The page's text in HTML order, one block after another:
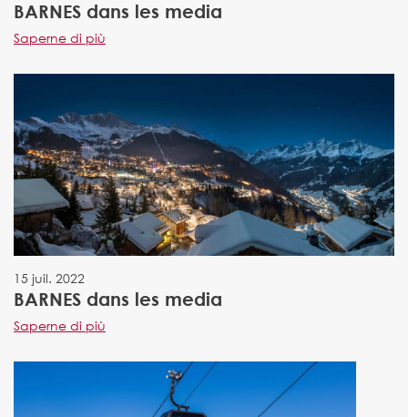
BARNES dans les media
Saperne di più
15 juil. 2022
BARNES dans les media
Saperne di più